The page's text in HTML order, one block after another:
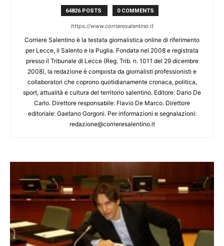
64826 POSTS 0 COMMENTS
https://www.corrieresalentino.it
Corriere Salentino è la testata giornalistica online di riferimento
per Lecce, il Salento e la Puglia. Fondata nel 2008 e registrata
presso il Tribunale di Lecce (Reg. Trib. n. 1011 del 29 dicembre
2008), la redazione è composta da giornalisti professionisti e
collaboratori che coprono quotidianamente cronaca, politica,
sport, attualità e cultura del territorio salentino. Editore: Dario De
Carlo. Direttore responsabile: Flavio De Marco. Direttore
editoriale: Gaetano Gorgoni. Per informazioni e segnalazioni:
redazione@corrieresalentino.it